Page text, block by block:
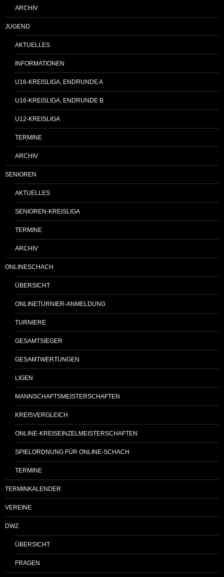
ARCHIV
JUGEND
AKTUELLES
INFORMATIONEN
U16-KREISLIGA, ENDRUNDE A
U16-KREISLIGA, ENDRUNDE B
U12-KREISLIGA
TERMINE
ARCHIV
SENIOREN
AKTUELLES
SENIOREN-KREISLIGA
TERMINE
ARCHIV
ONLINESCHACH
ÜBERSICHT
ONLINETURNIER-ANMELDUNG
TURNIERE
GESAMTSIEGER
GESAMTWERTUNGEN
LIGEN
MANNSCHAFTSMEISTERSCHAFTEN
KREISVERGLEICH
ONLINE-KREISEINZELMEISTERSCHAFTEN
SPIELORDNUNG FÜR ONLINE-SCHACH
TERMINE
TERMINKALENDER
VEREINE
DWZ
ÜBERSICHT
FRAGEN